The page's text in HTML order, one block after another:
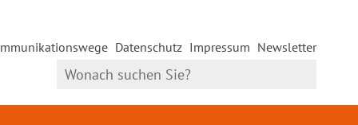
Datenschutz Impressum Newsletter